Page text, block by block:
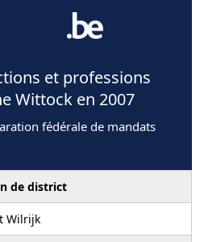
et professions
Wittock en 2007
fédérale de mandats
de district
Wilrijk